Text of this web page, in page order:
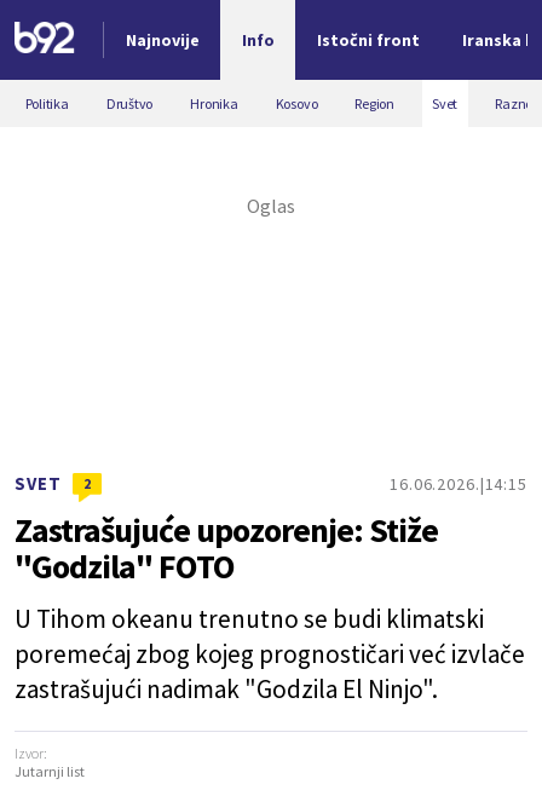
Najnovije Info Istočni front Iranska
Nova vest
Politika Društvo Hronika Kosovo Region Svet Razno
SVET 2 16.06.2026. 14:15
Zastrašujuće upozorenje: Stiže
"Godzila" FOTO
U Tihom okeanu trenutno se budi klimatski
poremećaj zbog kojeg prognostičari već izvlače
zastrašujući nadimak "Godzila El Ninjo".
Izvor:
Jutarnji list